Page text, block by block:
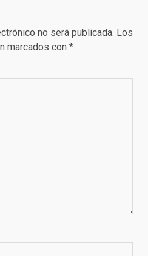
no será publicada. Los
marcados con *